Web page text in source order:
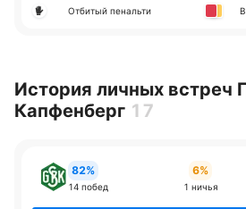
Отбитый пенальти
История личных встреч
Капфенберг 17
82%
14 побед
6%
1 ничья